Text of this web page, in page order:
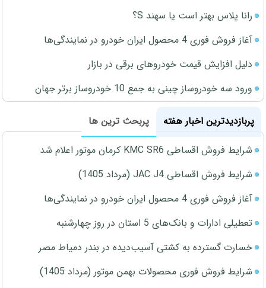
رانا پلاس بهتر است یا سهند S؟
آغاز فروش فوری 4 محصول ایران خودرو در نمایندگی‌ها
دلیل افزایش قیمت خودروهای برقی در بازار
ورود سه خودروساز چینی به جمع 10 خودروساز برتر جهان
پربازدیدترین اخبار هفته
پربحث ترین ها
شرایط فروش اقساطی KMC SR6 کرمان موتور اعلام شد
شرایط فروش اقساطی JAC J4 (مرداد 1405)
آغاز فروش فوری 4 محصول ایران خودرو در نمایندگی‌ها
تعطیلی ادارات و بانک‌های 5 استان در روز چهارشنبه
خسارت گسترده به کشتی آسیب‌دیده در بندر دمیاط مصر
شرایط فروش فوری محصولات بهمن موتور (مرداد 1405)